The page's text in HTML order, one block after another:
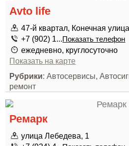
Avto life
47-й квартал, Конечная
+7 (902) 1...Показать телефон
ежедневно, круглосуточно
Показать на карте
Рубрики: Автосервисы,
ремонт
Ремарк
улица Лебедева, 1